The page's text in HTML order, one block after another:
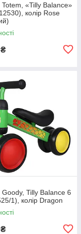
Totem, «Tilly Balance»
колір Rose
₴
Goody, Tilly Balance 6
1), колір Dragon
₴